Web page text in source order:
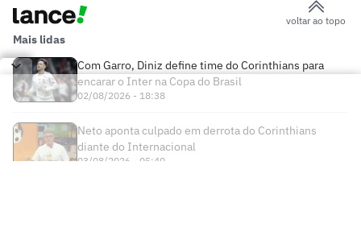
voltar ao topo
Mais lidas
Com Garro, Diniz define time do Corinthians para
encarar o Inter na Copa do Brasil
02/08/2026 - 18:38
Neto aponta culpado em derrota do Corinthians
diante do Internacional
03/08/2026 - 05:40